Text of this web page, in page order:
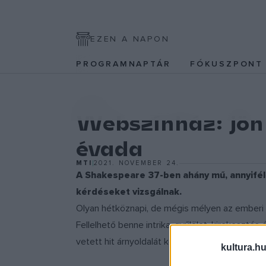
EZEN A NAPON
PROGRAMNAPTÁR FÓKUSZPONT
Webszínház:
évada
MTI 2021. NOVEMBER 24.
A Shakespeare 37-ben ahány mű,
kérdéseket vizsgálnak.
Olyan hétköznapi, de mégis mélyen az
Fellelhető benne intrika, gyűlölet,
vetett hit árnyoldalát képviseli. Az intenzív